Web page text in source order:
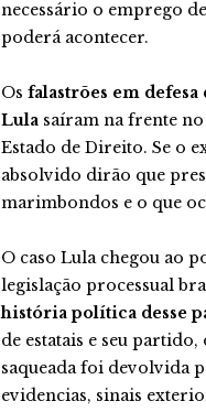
necessário o emprego
poderá acontecer.
Os falastrões em
Lula saíram na frente
Estado de Direito. Se o
absolvido dirão que
marimbondos e o que
O caso Lula chegou ao
legislação processual
história política desse
de estatais e seu partido,
saqueada foi devolvida
evidencias, sinais